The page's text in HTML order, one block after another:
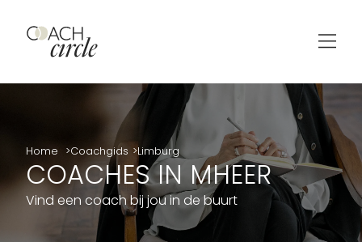
Home Coachgids Limburg
COACHES IN MHEER
Vind een coach bij jou in de buurt